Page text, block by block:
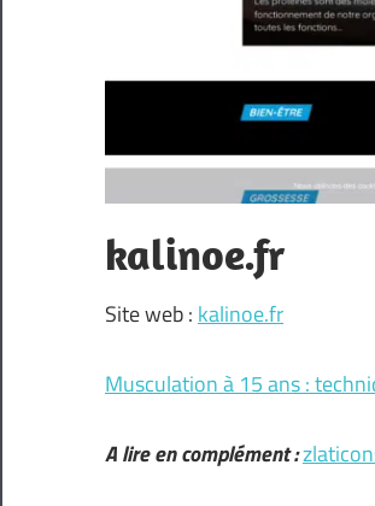
kalinoe.fr
Site web : kalinoe.fr
Musculation à 15 ans :
A lire en complément :